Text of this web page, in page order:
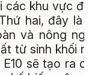
các khu vực
hai, đây là
và nông
từ sinh khối
sẽ tạo ra